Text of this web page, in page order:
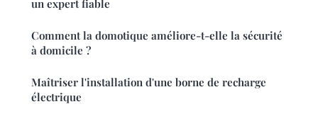
un expert fiable
Comment la domotique améliore-t-elle la sécurité
à domicile ?
Maîtriser l'installation d'une borne de recharge
électrique